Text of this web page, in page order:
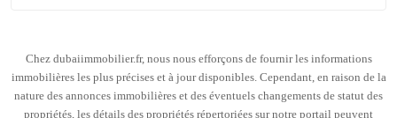
Chez dubaiimmobilier.fr, nous nous efforçons de fournir les informations
immobilières les plus précises et à jour disponibles. Cependant, en raison de la
nature des annonces immobilières et des éventuels changements de statut des
propriétés, les détails des propriétés répertoriées sur notre portail peuvent